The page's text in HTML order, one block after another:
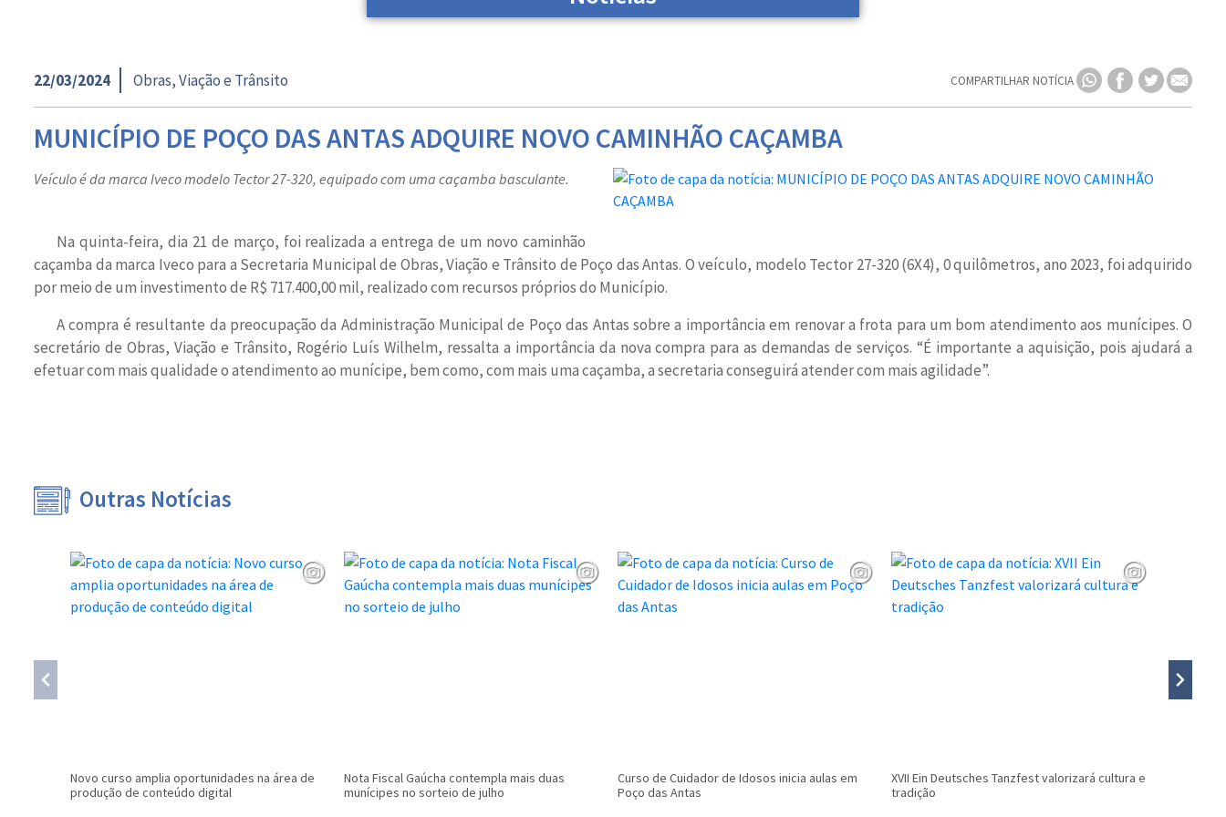
22/03/2024 Obras, Viação e Trânsito COMPARTILHAR NOTÍCIA
MUNICÍPIO DE POÇO DAS ANTAS ADQUIRE NOVO CAMINHÃO CAÇAMBA
Veículo é da marca Iveco modelo Tector 27-320, equipado com uma caçamba basculante.
Na quinta-feira, dia 21 de março, foi realizada a entrega de um novo caminhão
caçamba da marca Iveco para a Secretaria Municipal de Obras, Viação e Trânsito de Poço das Antas. O veículo, modelo Tector 27-320 (6X4), 0 quilômetros, ano 2023, foi adquirido
por meio de um investimento de R$ 717.400,00 mil, realizado com recursos próprios do Município.
A compra é resultante da preocupação da Administração Municipal de Poço das Antas sobre a importância em renovar a frota para um bom atendimento aos munícipes. O
secretário de Obras, Viação e Trânsito, Rogério Luís Wilhelm, ressalta a importância da nova compra para as demandas de serviços. “É importante a aquisição, pois ajudará a
efetuar com mais qualidade o atendimento ao munícipe, bem como, com mais uma caçamba, a secretaria conseguirá atender com mais agilidade”.
Outras Notícias
Novo curso amplia oportunidades na área de
produção de conteúdo digital
Nota Fiscal Gaúcha contempla mais duas
munícipes no sorteio de julho
Curso de Cuidador de Idosos inicia aulas em
Poço das Antas
XVII Ein Deutsches Tanzfest valorizará cultura e
tradição